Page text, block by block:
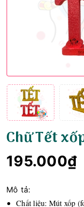
Chữ Tết
195.000₫
Mô tả:
Chất liệu: Mút xốp